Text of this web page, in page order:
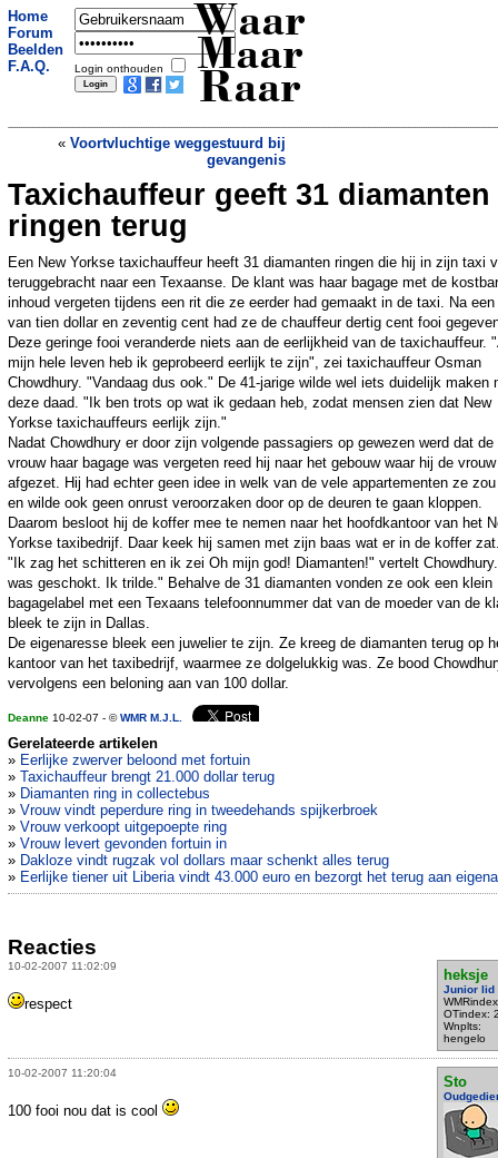
Home
Forum
Beelden
F.A.Q.
Login onthouden
Waar
Maar
Raar
« Voortvluchtige weggestuurd bij
gevangenis
Huwelijk eindigt in drama»
Taxichauffeur geeft 31 diamanten
ringen terug
Een New Yorkse taxichauffeur heeft 31 diamanten ringen die hij in zijn taxi
teruggebracht naar een Texaanse. De klant was haar bagage met de
inhoud vergeten tijdens een rit die ze eerder had gemaakt in de taxi. Na een
van tien dollar en zeventig cent had ze de chauffeur dertig cent fooi
Deze geringe fooi veranderde niets aan de eerlijkheid van de taxichauffeur.
mijn hele leven heb ik geprobeerd eerlijk te zijn", zei taxichauffeur Osman
Chowdhury. "Vandaag dus ook." De 41-jarige wilde wel iets duidelijk maken
deze daad. "Ik ben trots op wat ik gedaan heb, zodat mensen zien dat New
Yorkse taxichauffeurs eerlijk zijn."
Nadat Chowdhury er door zijn volgende passagiers op gewezen werd dat de
vrouw haar bagage was vergeten reed hij naar het gebouw waar hij de
afgezet. Hij had echter geen idee in welk van de vele appartementen ze
en wilde ook geen onrust veroorzaken door op de deuren te gaan kloppen.
Daarom besloot hij de koffer mee te nemen naar het hoofdkantoor van het
Yorkse taxibedrijf. Daar keek hij samen met zijn baas wat er in de koffer
"Ik zag het schitteren en ik zei Oh mijn god! Diamanten!" vertelt
was geschokt. Ik trilde." Behalve de 31 diamanten vonden ze ook een klein
bagagelabel met een Texaans telefoonnummer dat van de moeder van de
bleek te zijn in Dallas.
De eigenaresse bleek een juwelier te zijn. Ze kreeg de diamanten terug op
kantoor van het taxibedrijf, waarmee ze dolgelukkig was. Ze bood
vervolgens een beloning aan van 100 dollar.
Deanne 10-02-07 - ©WMR M.J.L.
Gerelateerde artikelen
» Eerlijke zwerver beloond met fortuin
» Taxichauffeur brengt 21.000 dollar terug
» Diamanten ring in collectebus
» Vrouw vindt peperdure ring in tweedehands spijkerbroek
» Vrouw verkoopt uitgepoepte ring
» Vrouw levert gevonden fortuin in
» Dakloze vindt rugzak vol dollars maar schenkt alles terug
» Eerlijke tiener uit Liberia vindt 43.000 euro en bezorgt het terug aan
Reacties
10-02-2007 11:02:09
heksje
Junior lid
OTindex:
Wnplts:
hengelo
respect
10-02-2007 11:20:04
Sto
100 fooi nou dat is cool